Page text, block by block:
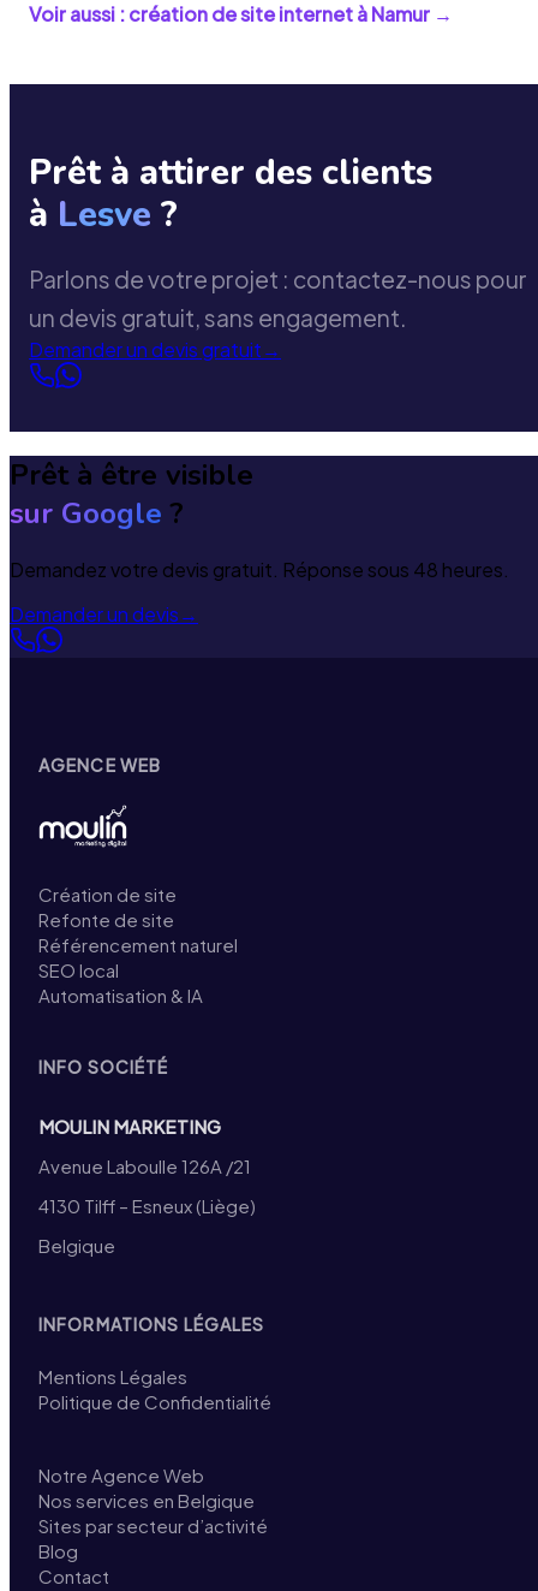
Voir aussi : création de site internet àNamur →
Prêt à attirer des clients
à Lesve ?
Parlons de votre projet : contactez-nous pour
un devis gratuit, sans engagement.
Demander un devis gratuit→
Prêt à être visible
sur Google ?
Demandez votre devis gratuit. Réponse sous 48 heures.
Demander un devis→
AGENCE WEB
Création de site
Refonte de site
Référencement naturel
SEO local
Automatisation & IA
INFO SOCIÉTÉ
MOULIN MARKETING
Avenue Laboulle 126A /21
4130 Tilff – Esneux (Liège)
Belgique
INFORMATIONS LÉGALES
Mentions Légales
Politique de Confidentialité
Notre Agence Web
Nos services en Belgique
Sites par secteur d’activité
Blog
Contact